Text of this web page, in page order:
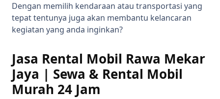
Dengan memilih kendaraan atau transportasi yang
tepat tentunya juga akan membantu kelancaran
kegiatan yang anda inginkan?
Jasa Rental Mobil Rawa Mekar
Jaya | Sewa & Rental Mobil
Murah 24 Jam